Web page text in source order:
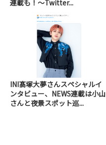
連載も！～Twitter...
INI髙塚大夢さんスペシャルイ
ンタビュー、NEWS連載は小山
さんと夜景スポット巡...